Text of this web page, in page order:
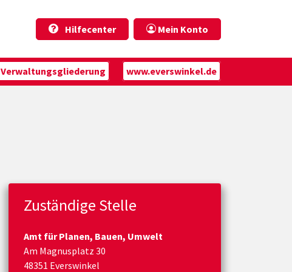
Hilfecenter
Mein Konto
Verwaltungsgliederung www.everswinkel.de
Zuständige Stelle
Amt für Planen, Bauen, Umwelt
Am Magnusplatz 30
48351 Everswinkel